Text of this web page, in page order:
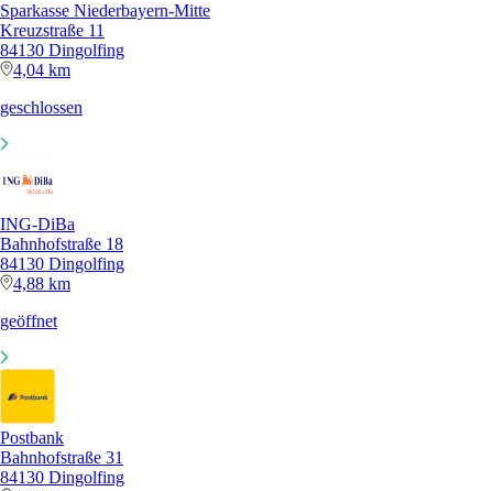
Sparkasse Niederbayern-Mitte
Kreuzstraße 11
84130 Dingolfing
4,04 km
geschlossen
ING-DiBa
Bahnhofstraße 18
84130 Dingolfing
4,88 km
geöffnet
Postbank
Bahnhofstraße 31
84130 Dingolfing